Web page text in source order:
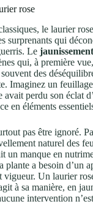
rose
le laurier
surprenants qui
Le
qui, à première
des
Imaginez un
avait perdu son éclat
en éléments
pas être ignoré.
naturel des
un manque en
plante a besoin d’un
Un laurier
à sa manière, en
intervention